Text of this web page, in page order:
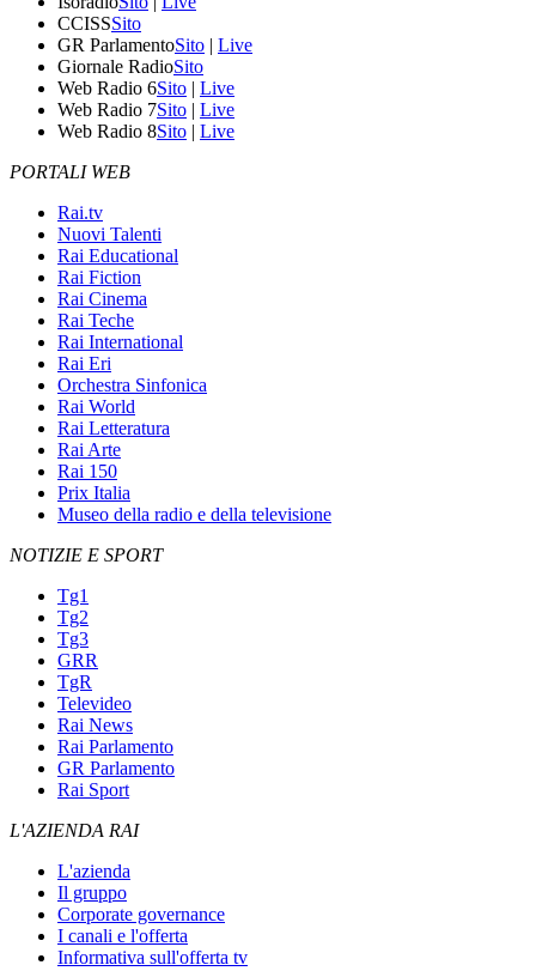
CCISSSito
GR ParlamentoSito | Live
Giornale RadioSito
Web Radio 6Sito | Live
Web Radio 7Sito | Live
Web Radio 8Sito | Live
PORTALI WEB
Rai.tv
Nuovi Talenti
Rai Educational
Rai Fiction
Rai Cinema
Rai Teche
Rai International
Rai Eri
Orchestra Sinfonica
Rai World
Rai Letteratura
Rai Arte
Rai 150
Prix Italia
Museo della radio e della televisione
NOTIZIE E SPORT
Tg1
Tg2
Tg3
GRR
TgR
Televideo
Rai News
Rai Parlamento
GR Parlamento
Rai Sport
L'AZIENDA RAI
L'azienda
Il gruppo
Corporate governance
I canali e l'offerta
Informativa sull'offerta tv